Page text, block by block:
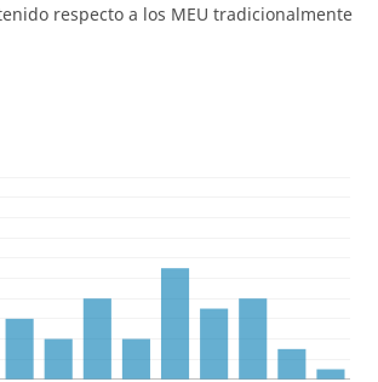
respecto a los MEU tradicionalmente